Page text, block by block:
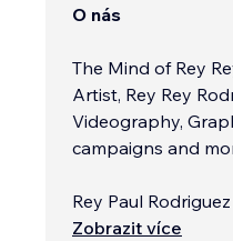
O nás
The Mind of Rey
Artist, Rey Rey
Videography,
campaigns and
Rey Paul
the world of Combat
Zobrazit více